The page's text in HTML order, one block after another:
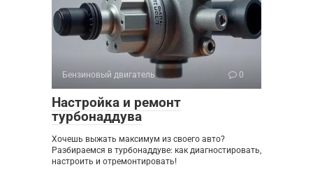
Бензиновый двигатель 0
Настройка и ремонт
турбонаддува
Хочешь выжать максимум из своего авто?
Разбираемся в турбонаддуве: как диагностировать,
настроить и отремонтировать!